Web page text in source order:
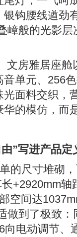
钩腰线遒劲
嶂般的光影
文房雅居座
单元、256
面料交织，
的模仿，而
”写进产品定
的尺寸堆砌
+2920mm轴
空间达
做到了极致
电动调节、